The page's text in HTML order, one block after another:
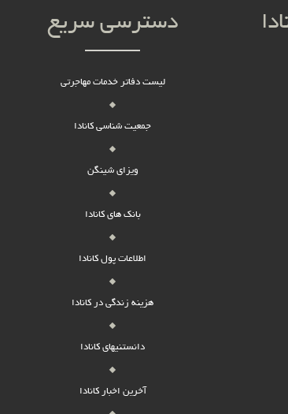
دسترسی سریع
لیست دفاتر خدمات مهاجرتی
جمعیت شناسی کانادا
ویزای شینگن
بانک های کانادا
اطلاعات پول کانادا
هزینه زندگی در کانادا
دانستنیهای کانادا
آخرین اخبار کانادا